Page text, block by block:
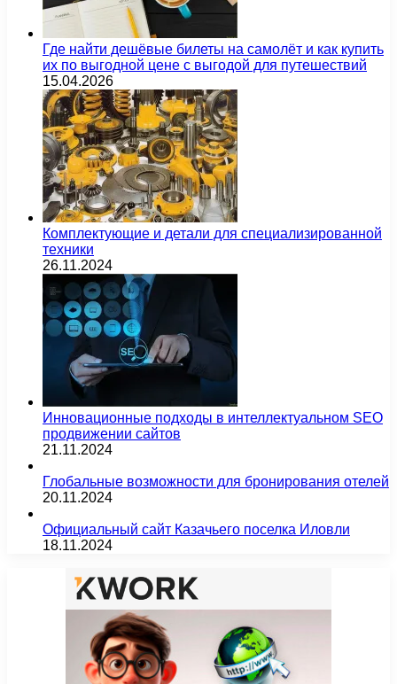
Где найти дешёвые билеты на самолёт и как купить
их по выгодной цене с выгодой для путешествий
15.04.2026
Комплектующие и детали для специализированной
техники
26.11.2024
Инновационные подходы в интеллектуальном SEO
продвижении сайтов
21.11.2024
Глобальные возможности для бронирования отелей
20.11.2024
Официальный сайт Казачьего поселка Иловли
18.11.2024